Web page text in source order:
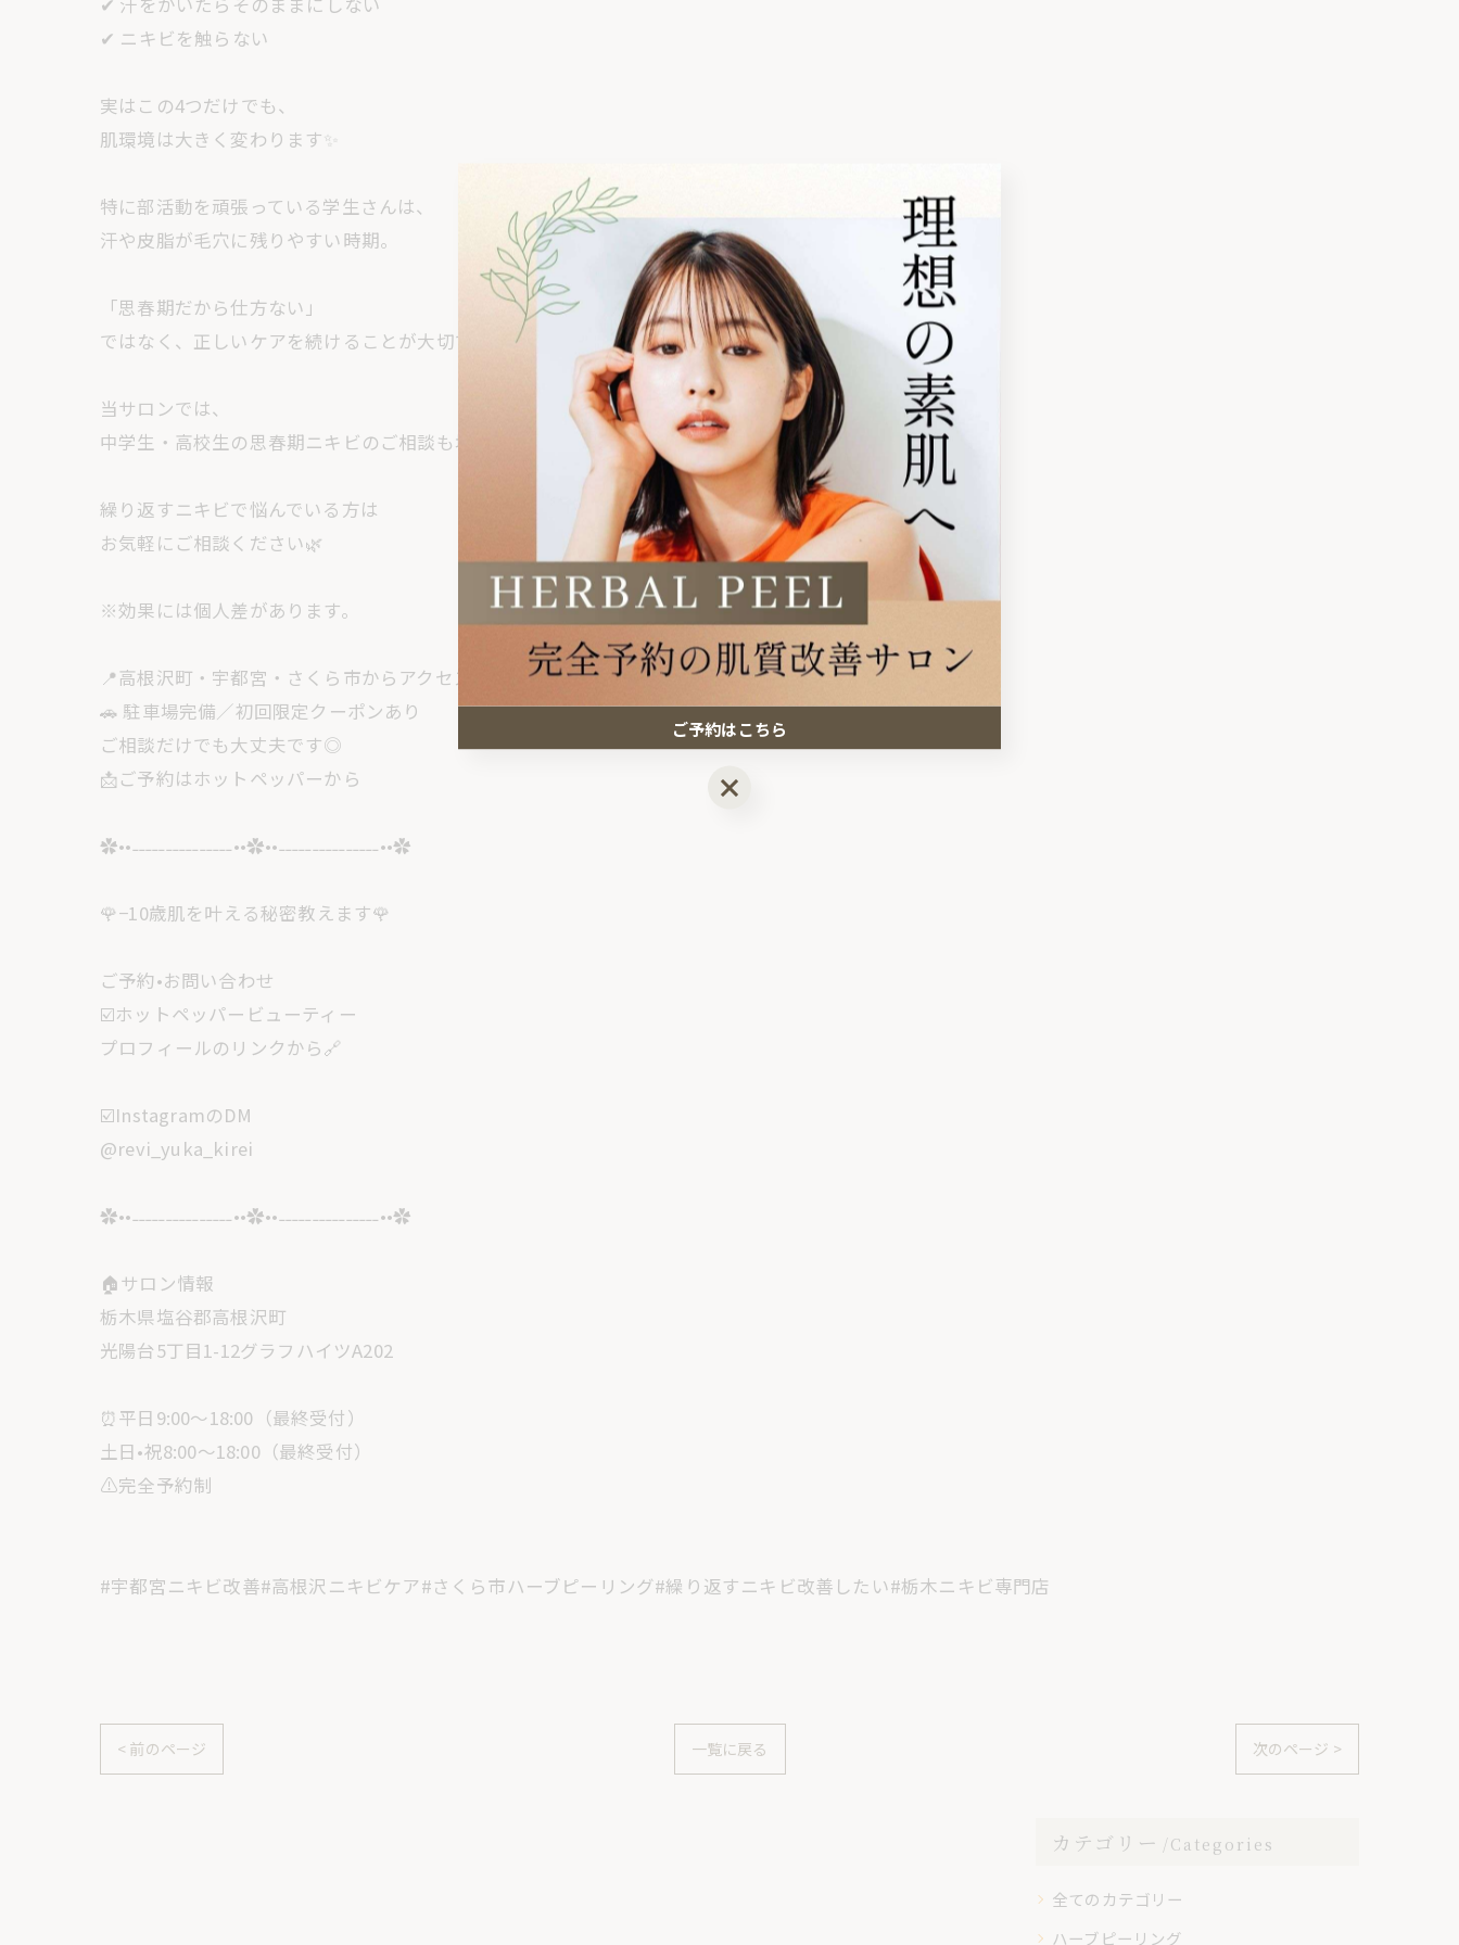
✔ ニキビを触らない
実はこの4つだけでも、
肌環境は大きく変わります✨
特に部活動を頑張っている学生さんは、
汗や皮脂が毛穴に残りやすい時期。
「思春期だから仕方ない」
ではなく、正しいケアを続けることが大切です😊
当サロンでは、
中学生・高校生の思春期ニキビのご相談も増えています。
繰り返すニキビで悩んでいる方は
お気軽にご相談ください🌿
※効果には個人差があります。
📍高根沢町・宇都宮・さくら市からアクセス便利
🚗 駐車場完備／初回限定クーポンあり
ご相談だけでも大丈夫です◎
📩ご予約はホットペッパーから
✿••˗˗˗˗˗˗˗˗˗˗˗˗˗˗˗••✿••˗˗˗˗˗˗˗˗˗˗˗˗˗˗˗••✿
🌹−10歳肌を叶える秘密教えます🌹
ご予約•お問い合わせ
☑️ホットペッパービューティー
プロフィールのリンクから🔗
☑️InstagramのDM
@revi_yuka_kirei
✿••˗˗˗˗˗˗˗˗˗˗˗˗˗˗˗••✿••˗˗˗˗˗˗˗˗˗˗˗˗˗˗˗••✿
🏠サロン情報
栃木県塩谷郡高根沢町
光陽台5丁目1-12グラフハイツA202
⏰平日9:00〜18:00（最終受付）
土日•祝8:00〜18:00（最終受付）
⚠️完全予約制
#宇都宮ニキビ改善#高根沢ニキビケア#さくら市ハーブピーリング#繰り返すニキビ改善したい#栃木ニキビ専門店
< 前のページ 一覧に戻る 次のページ >
カテゴリー Categories
全てのカテゴリー
ハーブピーリング
ご予約はこちら
ご予約はこちら